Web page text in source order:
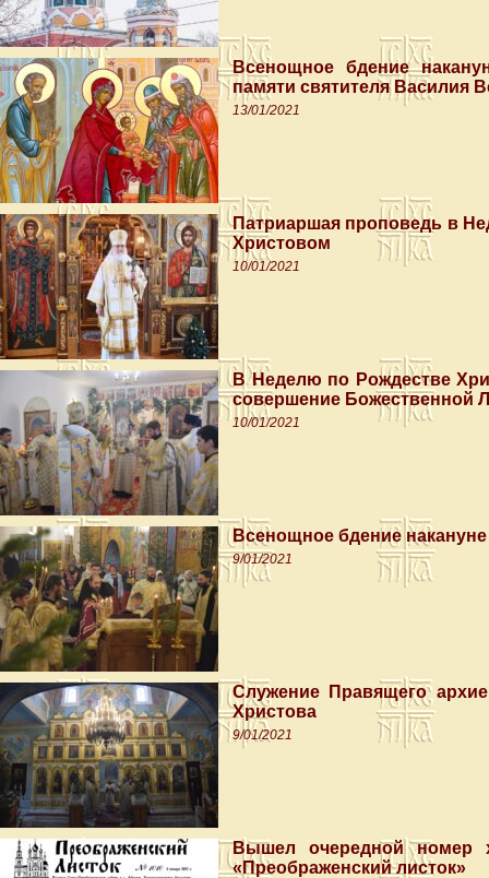
Всенощное бдение
памяти святителя Василия
13/01/2021
Патриаршая проповедь в
Христовом
10/01/2021
В Неделю по Рождестве
совершение Божественной
10/01/2021
Всенощное бдение
9/01/2021
Служение Правящего
Христова
9/01/2021
Вышел очередной номер
«Преображенский листок»